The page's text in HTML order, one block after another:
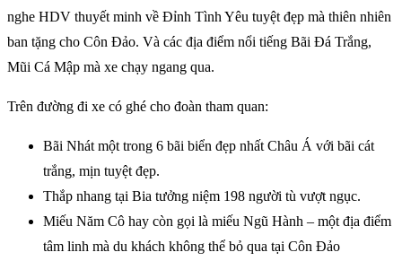
nghe HDV thuyết minh về Đỉnh Tình Yêu tuyệt đẹp mà thiên nhiên
ban tặng cho Côn Đảo. Và các địa điểm nổi tiếng Bãi Đá Trắng,
Mũi Cá Mập mà xe chạy ngang qua.
Trên đường đi xe có ghé cho đoàn tham quan:
Bãi Nhát một trong 6 bãi biển đẹp nhất Châu Á với bãi cát
trắng, mịn tuyệt đẹp.
Thắp nhang tại Bia tưởng niệm 198 người tù vượt ngục.
Miếu Năm Cô hay còn gọi là miếu Ngũ Hành – một địa điểm
tâm linh mà du khách không thể bỏ qua tại Côn Đảo